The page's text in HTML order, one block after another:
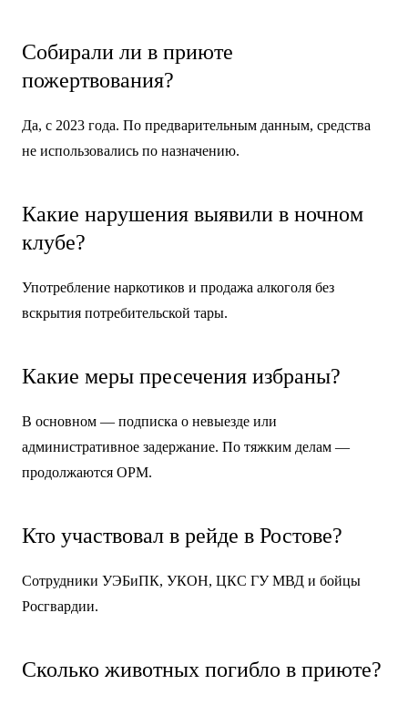
Собирали ли в приюте
пожертвования?
Да, с 2023 года. По предварительным данным, средства
не использовались по назначению.
Какие нарушения выявили в ночном
клубе?
Употребление наркотиков и продажа алкоголя без
вскрытия потребительской тары.
Какие меры пресечения избраны?
В основном — подписка о невыезде или
административное задержание. По тяжким делам —
продолжаются ОРМ.
Кто участвовал в рейде в Ростове?
Сотрудники УЭБиПК, УКОН, ЦКС ГУ МВД и бойцы
Росгвардии.
Сколько животных погибло в приюте?